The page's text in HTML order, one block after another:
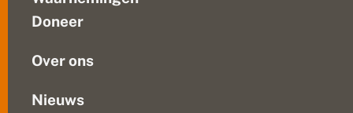
Europa
zien
2006....
Doneer
Over ons
Nieuws